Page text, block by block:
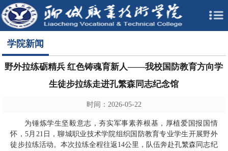
学院新闻
野外拉练砺精兵 红色铸魂育新人——我校国防教育方向学
生徒步拉练走进孔繁森同志纪念馆
时间：2026-05-22
为锤炼学生坚毅意志，夯实军事素养根基，厚植爱国报国情
怀，5月21日，聊城职业技术学院组织国防教育专业学生开展野外
徒步拉练活动。本次拉练全程往返14公里，队伍奔赴孔繁森同志纪